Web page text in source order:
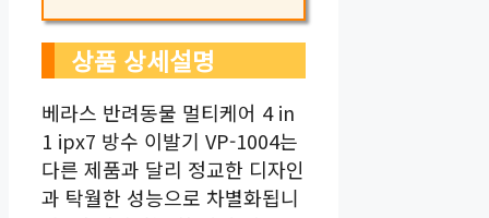
상품 상세설명
베라스 반려동물 멀티케어 4 in
1 ipx7 방수 이발기 VP-1004는
다른 제품과 달리 정교한 디자인
과 탁월한 성능으로 차별화됩니